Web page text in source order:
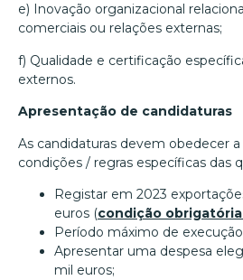
e) Inovação organizacional
comerciais ou relações externas;
f) Qualidade e certificação
externos.
Apresentação de candidaturas
As candidaturas devem obedecer
condições / regras específicas das
Registar em 2023
euros (condição
Período máximo de
Apresentar uma despesa
mil euros;